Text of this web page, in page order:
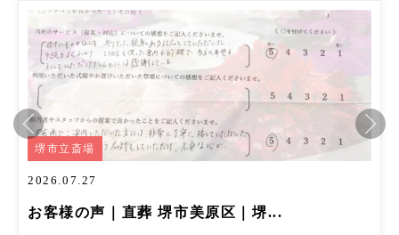
堺市立斎場
2026.07.27
お客様の声｜直葬 堺市美原区｜堺...